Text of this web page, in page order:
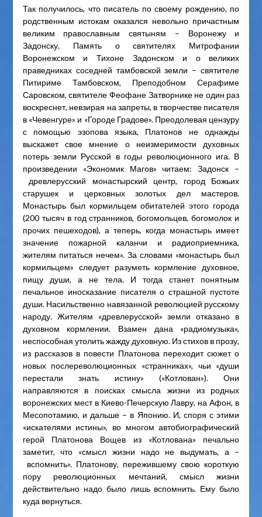
Так получилось, что писатель по своему рождению, по
родственным истокам оказался невольно причастным
великим православным святыням – Воронежу и
Задонску. Память о святителях Митрофании
Воронежском и Тихоне Задонском и о великих
праведниках соседней тамбовской земли – святителе
Питириме Тамбовском, Преподобном Серафиме
Саровском, святителе Феофане Затворнике не один раз
воскреснет, невзирая на запреты, в творчестве писателя
в «Чевенгуре» и «Городе Градове». Преодолевая цензуру
с помощью эзопова языка, Платонов не однажды
выскажет свое мнение о неизмеримости духовных
потерь земли Русской в годы революционного ига. В
произведении «Экономик Магов» читаем: Задонск –
древлерусский монастырский центр, город Божьих
старушек и церковных золотых дел мастеров.
Монастырь был кормильцем обитателей этого города
(200 тысяч в год странников, богомольцев, богомолок и
прочих пешеходов), а теперь, когда монастырь имеет
значение пожарной каланчи и радиоприемника,
жителям питаться нечем». За словами «монастырь был
кормильцем» следует разуметь кормление духовное,
пищу души, а не тела. И тогда станет понятным
печальное иносказание писателя о страшной пустоте
души. Насильственно навязанной революцией русскому
народу. Жителям «древлерусской» земли отказано в
духовном кормлении. Взамен дана «радиомузыка»,
неспособная утолить жажду духовную. Из стихов в прозу,
из рассказов в повести Платонова переходит сюжет о
новых послереволюционных «странниках», чьи «души
перестали знать истину» («Котлован»). Они
направляются в поисках смысла жизни из родных
воронежских мест в Киево-Печерскую Лавру, на Афон, в
Месопотамию, и дальше – в Японию. И, споря с этими
«искателями истины», во многом автобиографический
герой Платонова Вощев из «Котлована» печально
заметит, что «смысл жизни надо не выдумать, а –
вспомнить». Платонову, пережившему свою короткую
пору революционных мечтаний, смысл жизни
действительно надо было лишь вспомнить. Ему было
куда вернуться.